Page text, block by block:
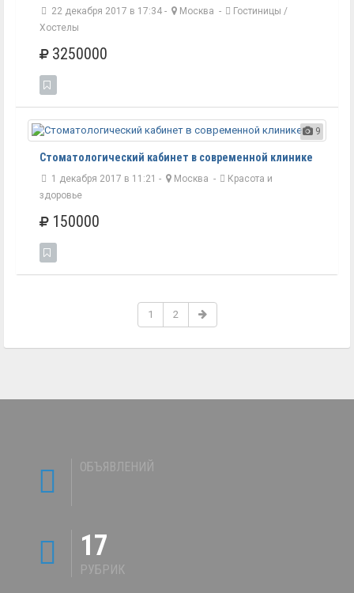
22 декабря 2017 в 17:34 - Москва -
Гостиницы /
Хостелы
3250000
9
Стоматологический кабинет в современной клинике
1 декабря 2017 в 11:21 - Москва -
Красота и
здоровье
150000
1 2
ОБЪЯВЛЕНИЙ
17
РУБРИК